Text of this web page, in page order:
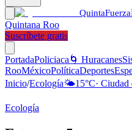
QuintaFuerza
Quintana Roo
Suscríbete gratis
PortadaPoliciaca 🌀 Huracanes
RooMéxicoPolíticaDeportes
Inicio/Ecología🌤️15°C· Ciudad
Ecología